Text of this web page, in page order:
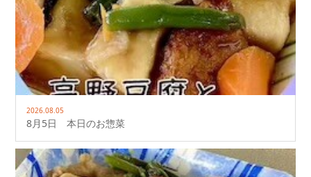
2026.08.05
8月5日 本日のお惣菜